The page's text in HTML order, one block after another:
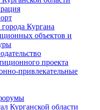
Кургана
объектов и
проекта
привлекательные
Курганской области